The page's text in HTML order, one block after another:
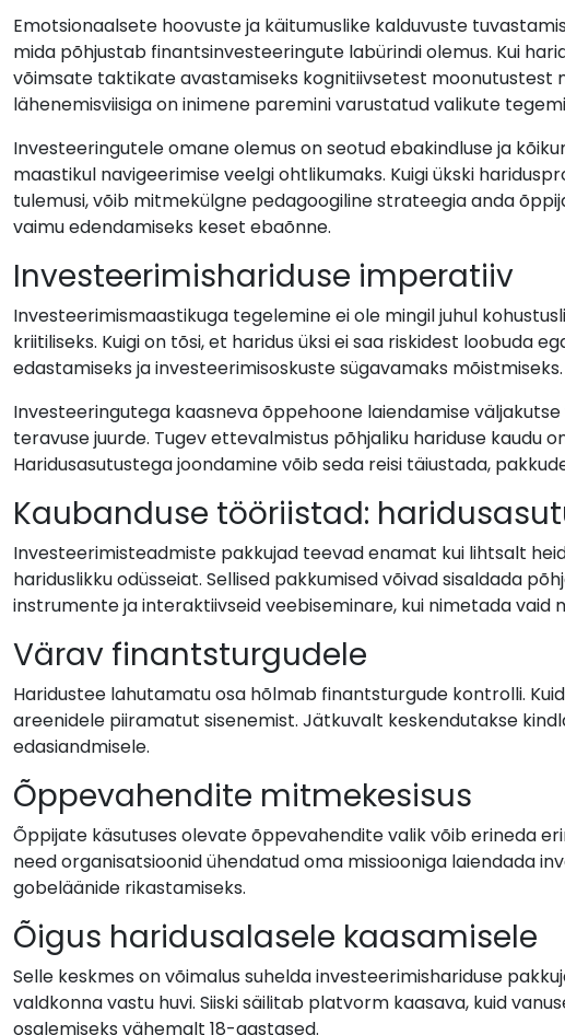
Emotsionaalsete hoovuste ja käitumuslike kalduvuste
mida põhjustab finantsinvesteeringute labürindi olemus. Kui
võimsate taktikate avastamiseks kognitiivsetest moonutustest
lähenemisviisiga on inimene paremini varustatud valikute
Investeeringutele omane olemus on seotud ebakindluse ja
maastikul navigeerimise veelgi ohtlikumaks. Kuigi ükski
tulemusi, võib mitmekülgne pedagoogiline strateegia anda
vaimu edendamiseks keset ebaõnne.
Investeerimishariduse imperatiiv
Investeerimismaastikuga tegelemine ei ole mingil juhul
kriitiliseks. Kuigi on tõsi, et haridus üksi ei saa riskidest loobuda
edastamiseks ja investeerimisoskuste sügavamaks mõistmiseks.
Investeeringutega kaasneva õppehoone laiendamise
teravuse juurde. Tugev ettevalmistus põhjaliku hariduse kaudu
Haridusasutustega joondamine võib seda reisi täiustada,
Kaubanduse tööriistad:
Investeerimisteadmiste pakkujad teevad enamat kui lihtsalt
hariduslikku odüsseiat. Sellised pakkumised võivad sisaldada
instrumente ja interaktiivseid veebiseminare, kui nimetada vaid
Värav finantsturgudele
Haridustee lahutamatu osa hõlmab finantsturgude kontrolli.
areenidele piiramatut sisenemist. Jätkuvalt keskendutakse
edasiandmisele.
Õppevahendite mitmekesisus
Õppijate käsutuses olevate õppevahendite valik võib erineda
need organisatsioonid ühendatud oma missiooniga laiendada
gobeläänide rikastamiseks.
Õigus haridusalasele kaasamisele
Selle keskmes on võimalus suhelda investeerimishariduse
valdkonna vastu huvi. Siiski säilitab platvorm kaasava, kuid
osalemiseks vähemalt 18-aastased.